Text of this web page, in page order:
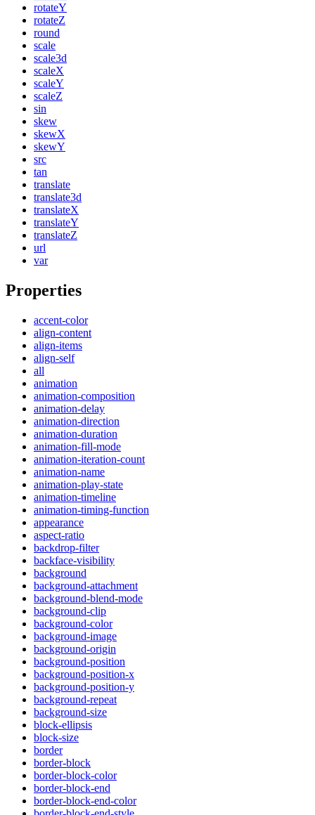
rotateY
rotateZ
round
scale
scale3d
scaleX
scaleY
scaleZ
sin
skew
skewX
skewY
src
tan
translate
translate3d
translateX
translateY
translateZ
url
var
Properties
accent-color
align-content
align-items
align-self
all
animation
animation-composition
animation-delay
animation-direction
animation-duration
animation-fill-mode
animation-iteration-count
animation-name
animation-play-state
animation-timeline
animation-timing-function
appearance
aspect-ratio
backdrop-filter
backface-visibility
background
background-attachment
background-blend-mode
background-clip
background-color
background-image
background-origin
background-position
background-position-x
background-position-y
background-repeat
background-size
block-ellipsis
block-size
border
border-block
border-block-color
border-block-end
border-block-end-color